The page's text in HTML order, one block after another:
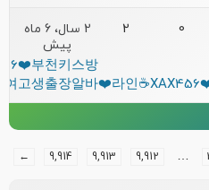
여고생출장알바❤️라인
0
2
2 سال، 6 ماه
پیش
부천키스방
…
9,912
9,913
9,914
←